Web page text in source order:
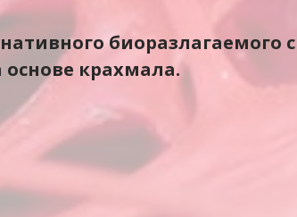
биоразлагаемого
основе крахмала.